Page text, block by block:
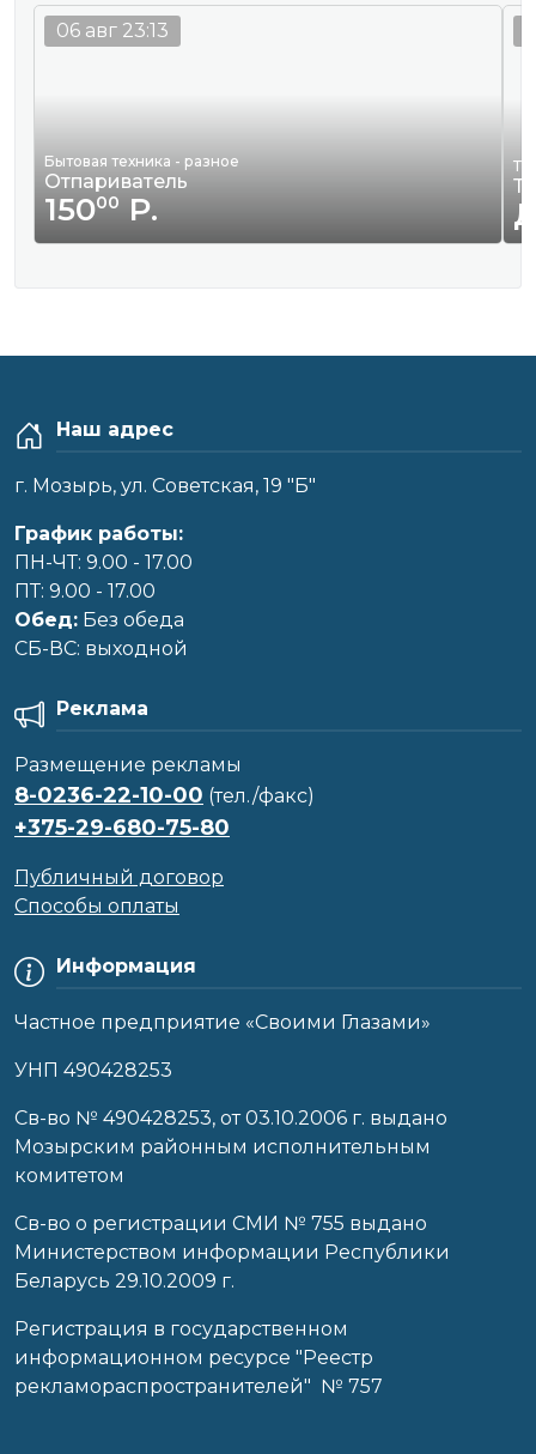
Бытовая техника - разное
Отпариватель
15000Р.
06 авг 23:13
Наш адрес
г. Мозырь, ул. Советская, 19 "Б"
График работы:
ПН-ЧТ: 9.00 - 17.00
ПТ: 9.00 - 17.00
Обед: Без обеда
CБ-ВС: выходной
Информация
Частное предприятие «Своими Глазами»
УНП 490428253
Cв-во № 490428253, от 03.10.2006 г. выдано
Мозырским районным исполнительным
комитетом
Св-во о регистрации СМИ № 755 выдано
Министерством информации Республики
Беларусь 29.10.2009 г.
Регистрация в государственном
информационном ресурсе "Реестр
рекламораспространителей" № 757
Реклама
Размещение рекламы
8-0236-22-10-00 (тел./факс)
+375-29-680-75-80
Публичный договор
Способы оплаты